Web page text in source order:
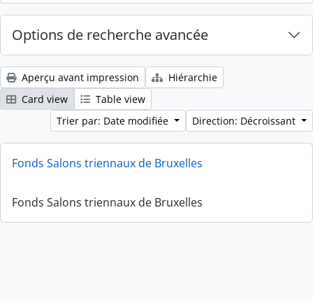
Options de recherche avancée
Aperçu avant impression
Hiérarchie
Card view
Table view
Trier par: Date modifiée
Direction: Décroissant
Fonds Salons triennaux de Bruxelles
Fonds Salons triennaux de Bruxelles